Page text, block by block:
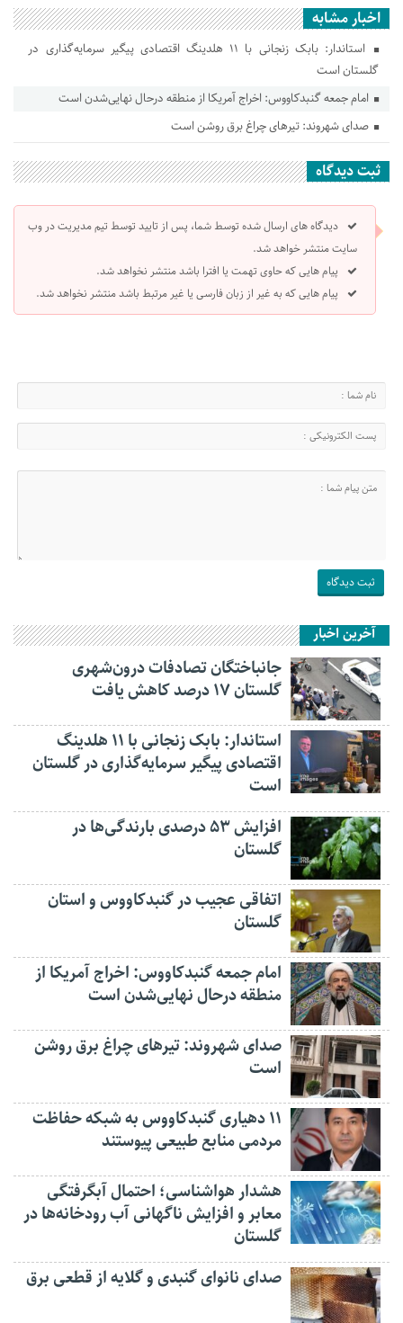
اخبار مشابه
استاندار: بابک زنجانی با ۱۱ هلدینگ اقتصادی پیگیر سرمایه‌گذاری در
گلستان است
امام جمعه گنبدکاووس: اخراج آمریکا از منطقه درحال نهایی‌شدن است
صدای شهروند: تیرهای چراغ برق روشن است
ثبت دیدگاه
دیدگاه های ارسال شده توسط شما، پس از تایید توسط تیم مدیریت در وب
سایت منتشر خواهد شد.
پیام هایی که حاوی تهمت یا افترا باشد منتشر نخواهد شد.
پیام هایی که به غیر از زبان فارسی یا غیر مرتبط باشد منتشر نخواهد شد.
آخرین اخبار
جانباختگان تصادفات درون‌شهری
گلستان ۱۷ درصد کاهش یافت
استاندار: بابک زنجانی با ۱۱ هلدینگ
اقتصادی پیگیر سرمایه‌گذاری در گلستان
است
افزایش ۵۳ درصدی بارندگی‌ها در
گلستان
اتفاقی عجیب در‌ گنبدکاووس و استان
گلستان
امام جمعه گنبدکاووس: اخراج آمریکا از
منطقه درحال نهایی‌شدن است
صدای شهروند: تیرهای چراغ برق روشن
است
۱۱ دهیاری گنبدکاووس به شبکه حفاظت
مردمی منابع طبیعی پیوستند
هشدار هواشناسی؛ احتمال آبگرفتگی
معابر و افزایش ناگهانی آب رودخانه‌ها در
گلستان
صدای نانوای گنبدی و گلایه از قطعی برق